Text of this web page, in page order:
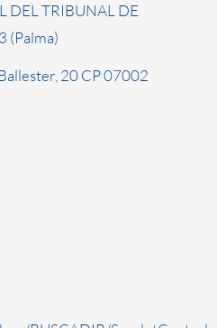
DEL TRIBUNAL DE
(Palma)
20 CP 07002